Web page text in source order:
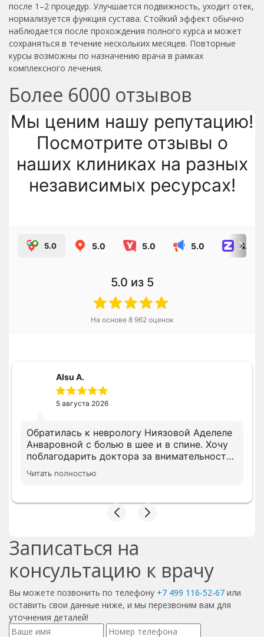
после 1–2 процедур. Улучшается подвижность, уходит отек,
нормализуется функция сустава. Стойкий эффект обычно
наблюдается после прохождения полного курса и может
сохраняться в течение нескольких месяцев. Повторные
курсы возможны по назначению врача в рамках
комплексного лечения.
Более 6000 отзывов
Мы ценим нашу репутацию!
Посмотрите отзывы о
наших клиниках на разных
независимых ресурсах!
5.0 5.0 5.0 5.0 4.8
5.0 из 5
На основе 8 962 оценок
Alsu A.
5 августа 2026
Обратилась к неврологу Ниязовой Аделеле
Анваровной с болью в шее и в спине. Хочу
поблагодарить доктора за внимательность.
На приеме доктор посмотрела имеющуюся
диагностику и дала свой комментарий.
Доктор осмотрела меня полностью и
методом польпации. Доназначила
доктора. Профессионал своего дела. Ни
Предложили сдать анализы в поликлинике,
что бы немного сэкономить, что приятно
удивило. Назначено первичное лечение. Все
рекомендации доктора выполню . Буду
рекомендовать знакомым.
Читать полностью
Записаться на
консультацию к врачу
Вы можете позвонить по телефону +7 499 116-52-67 или
оставить свои данные ниже, и мы перезвоним вам для
уточнения деталей!